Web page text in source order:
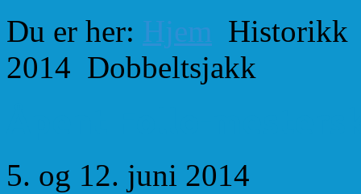
Du er her: Hjem Historikk
2014 Dobbeltsjakk
5. og 12. juni 2014